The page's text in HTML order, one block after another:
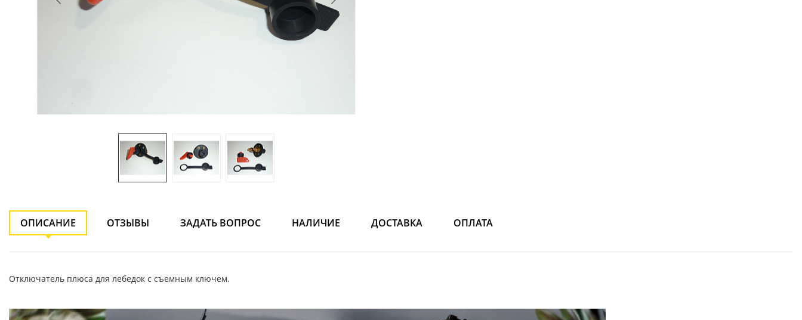
ОПИСАНИЕ ОТЗЫВЫ ЗАДАТЬ ВОПРОС НАЛИЧИЕ ДОСТАВКА ОПЛАТА
Отключатель плюса для лебедок с съемным ключем.